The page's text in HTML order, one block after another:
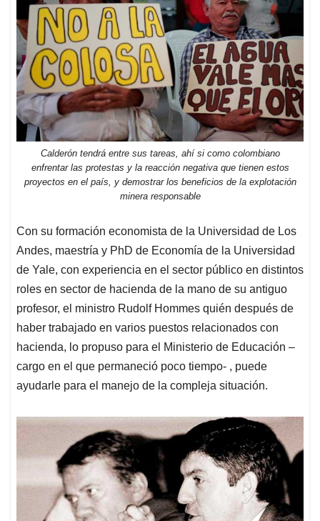
Calderón tendrá entre sus tareas, ahí si como colombiano
enfrentar las protestas y la reacción negativa que tienen estos
proyectos en el país, y demostrar los beneficios de la explotación
minera responsable
Con su formación economista de la Universidad de Los
Andes, maestría y PhD de Economía de la Universidad
de Yale, con experiencia en el sector público en distintos
roles en sector de hacienda de la mano de su antiguo
profesor, el ministro Rudolf Hommes quién después de
haber trabajado en varios puestos relacionados con
hacienda, lo propuso para el Ministerio de Educación –
cargo en el que permaneció poco tiempo- , puede
ayudarle para el manejo de la compleja situación.